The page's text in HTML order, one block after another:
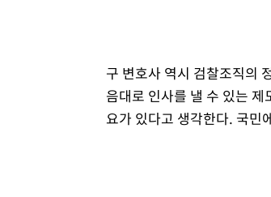
구 변호사 역시 검찰조직의
음대로 인사를 낼 수 있는
요가 있다고 생각한다. 국민